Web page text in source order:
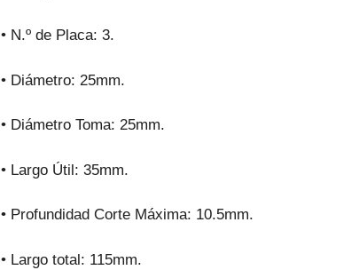
• N.º de Placa: 3.
• Diámetro: 25mm.
• Diámetro Toma: 25mm.
• Largo Útil: 35mm.
• Profundidad Corte Máxima: 10.5mm.
• Largo total: 115mm.